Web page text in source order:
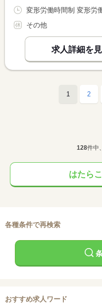
その他
求人詳細を
1 2
128件中
はたら
各種条件で再検索
おすすめ求人ワード